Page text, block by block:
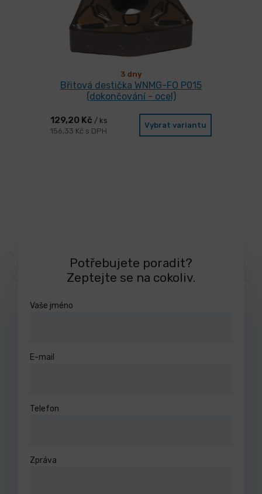
3 dny
Břitová destička WNMG-FO P015
(dokončování - ocel)
129,20 Kč / ks
156,33 Kč s DPH
Vybrat variantu
Potřebujete poradit?
Zeptejte se na cokoliv.
Vaše jméno
E-mail
Telefon
Zpráva